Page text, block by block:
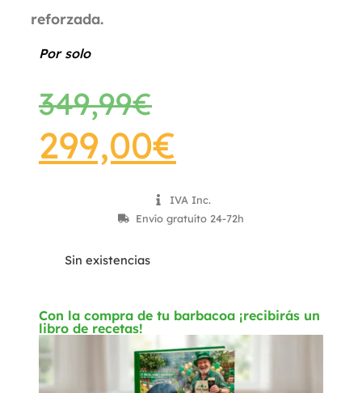
reforzada.
Por solo
349,99€
299,00€
IVA Inc.
Envío gratuíto 24-72h
Sin existencias
Con la compra de tu barbacoa ¡recibirás un
libro de recetas!